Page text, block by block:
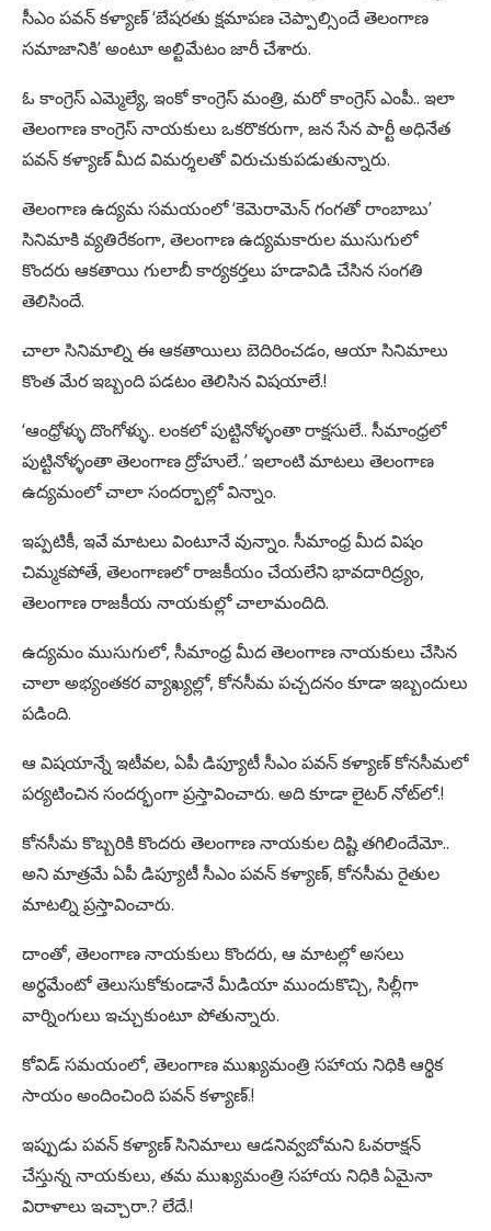
సీఎం పవన్ కళ్యాణ్ ‘బేషరతు క్షమాపణ చెప్పాల్సిందే తెలంగాణ
సమాజానికి’ అంటూ అల్టిమేటం జారీ చేశారు.
ఓ కాంగ్రెస్ ఎమ్మెల్యే, ఇంకో కాంగ్రెస్ మంత్రి, మరో కాంగ్రెస్ ఎంపీ.. ఇలా
తెలంగాణ కాంగ్రెస్ నాయకులు ఒకరొకరుగా, జన సేన పార్టీ అధినేత
పవన్ కళ్యాణ్ మీద విమర్శలతో విరుచుకుపడుతున్నారు.
తెలంగాణ ఉద్యమ సమయంలో ‘కెమెరామెన్ గంగతో రాంబాబు’
సినిమాకి వ్యతిరేకంగా, తెలంగాణ ఉద్యమకారుల ముసుగులో
కొందరు ఆకతాయి గులాబీ కార్యకర్తలు హడావిడి చేసిన సంగతి
తెలిసిందే.
చాలా సినిమాల్ని ఈ ఆకతాయిలు బెదిరించడం, ఆయా సినిమాలు
కొంత మేర ఇబ్బంది పడటం తెలిసిన విషయాలే.!
‘ఆంధ్రోళ్ళు దొంగోళ్ళు.. లంకలో పుట్టినోళ్ళంతా రాక్షసులే.. సీమాంధ్రలో
పుట్టినోళ్ళంతా తెలంగాణ ద్రోహులే..’ ఇలాంటి మాటలు తెలంగాణ
ఉద్యమంలో చాలా సందర్భాల్లో విన్నాం.
ఇప్పటికీ, ఇవే మాటలు వింటూనే వున్నాం. సీమాంధ్ర మీద విషం
చిమ్మకపోతే, తెలంగాణలో రాజకీయం చేయలేని భావదారిద్ర్యం,
తెలంగాణ రాజకీయ నాయకుల్లో చాలామందిది.
ఉద్యమం ముసుగులో, సీమాంధ్ర మీద తెలంగాణ నాయకులు చేసిన
చాలా అభ్యంతకర వ్యాఖ్యల్లో, కోనసీమ పచ్చదనం కూడా ఇబ్బందులు
పడింది.
ఆ విషయాన్నే ఇటీవల, ఏపీ డిప్యూటీ సీఎం పవన్ కళ్యాణ్ కోనసీమలో
పర్యటించిన సందర్భంగా ప్రస్తావించారు. అది కూడా లైటర్ నోట్‌లో.!
కోనసీమ కొబ్బరికి కొందరు తెలంగాణ నాయకుల దిష్టి తగిలిందేమో..
అని మాత్రమే ఏపీ డిప్యూటీ సీఎం పవన్ కళ్యాణ్, కోనసీమ రైతుల
మాటల్ని ప్రస్తావించారు.
దాంతో, తెలంగాణ నాయకులు కొందరు, ఆ మాటల్లో అసలు
అర్థమేంటో తెలుసుకోకుండానే మీడియా ముందుకొచ్చి, సిల్లీగా
వార్నింగులు ఇచ్చుకుంటూ పోతున్నారు.
కోవిడ్ సమయంలో, తెలంగాణ ముఖ్యమంత్రి సహాయ నిధికి ఆర్థిక
సాయం అందించింది పవన్ కళ్యాణ్.!
ఇప్పుడు పవన్ కళ్యాణ్‌ సినిమాలు ఆడనివ్వబోమని ఓవరాక్షన్
చేస్తున్న నాయకులు, తమ ముఖ్యమంత్రి సహాయ నిధికి ఏమైనా
విరాళాలు ఇచ్చారా.? లేదే.!